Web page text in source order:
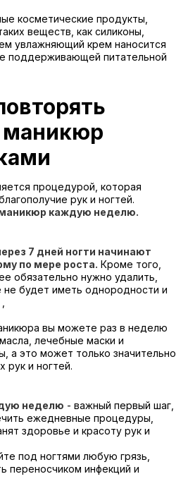
косметические продукты,
веществ, как силиконы,
увлажняющий крем наносится
поддерживающей питательной
процедурой, которая
рук и ногтей.
каждую неделю.
7 дней ногти начинают
по мере роста. Кроме того,
обязательно нужно удалить,
будет иметь однородности и
вы можете раз в неделю
лечебные маски и
а это может только значительно
рук и ногтей.
неделю - важный первый шаг,
ежедневные процедуры,
здоровье и красоту рук и
под ногтями любую грязь,
переносчиком инфекций и